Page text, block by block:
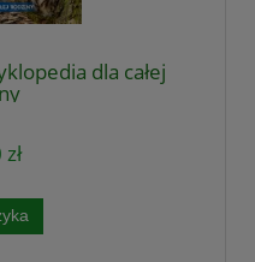
dla całej